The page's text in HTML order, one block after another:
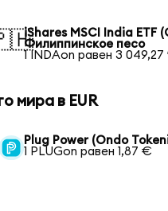
iShares MSCI India ETF
Филиппинское песо
1 INDAon равен 3 049,27
мира в EUR
Plug Power (Ondo
1 PLUGon равен 1,87 €